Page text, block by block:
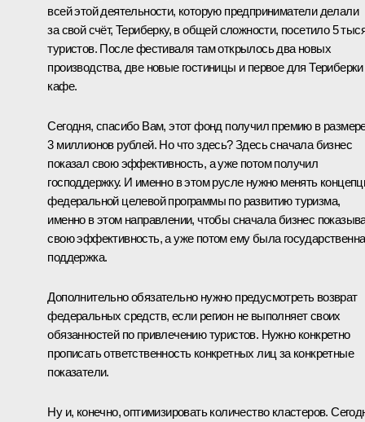
всей этой деятельности, которую предприниматели делали
за свой счёт, Териберку, в общей сложности, посетило 5
туристов. После фестиваля там открылось два новых
производства, две новые гостиницы и первое для Териберки
кафе.
Сегодня, спасибо Вам, этот фонд получил премию в
3 миллионов рублей. Но что здесь? Здесь сначала бизнес
показал свою эффективность, а уже потом получил
господдержку. И именно в этом русле нужно менять
федеральной целевой программы по развитию туризма,
именно в этом направлении, чтобы сначала бизнес
свою эффективность, а уже потом ему была
поддержка.
Дополнительно обязательно нужно предусмотреть возврат
федеральных средств, если регион не выполняет своих
обязанностей по привлечению туристов. Нужно конкретно
прописать ответственность конкретных лиц за конкретные
показатели.
Ну и, конечно, оптимизировать количество кластеров.